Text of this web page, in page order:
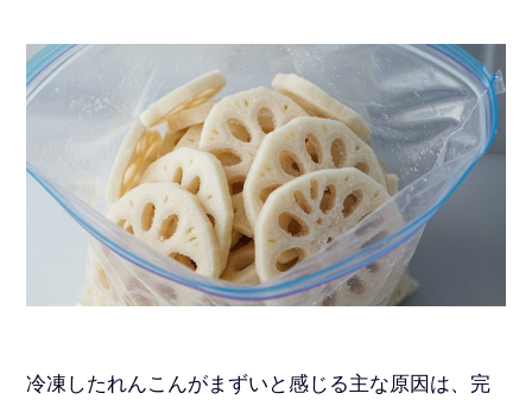
冷凍したれんこんがまずいと感じる主な原因は、完